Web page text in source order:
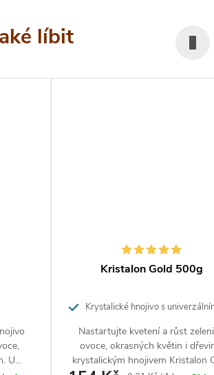
U
Kristalon Gold 500g
Krystalické hnojivo s
Nastartujte kvetení a růst
ovoce, okrasných květin i
krystalickým hnojivem Kristalon